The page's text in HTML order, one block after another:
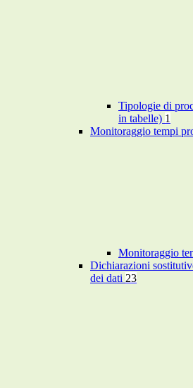
Tipologie di
in tabelle) 1
Monitoraggio tempi
Monitoraggio
Dichiarazioni
dei dati 23